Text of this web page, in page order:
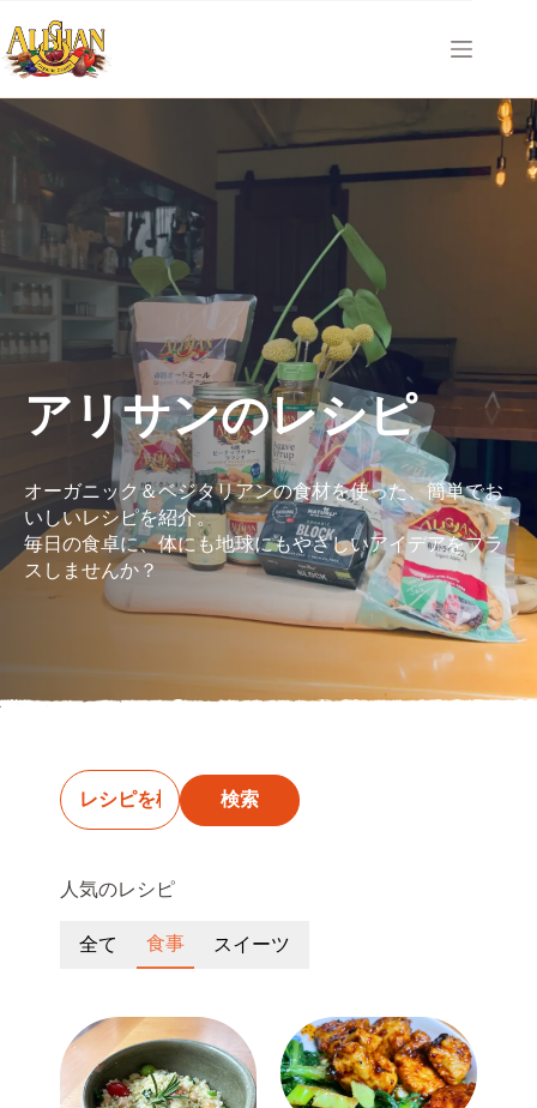
ン
テ
ス
アリサンのレシピ
オーガニック＆ベジタリアンの食材を使った、簡単でお
いしいレシピを紹介。
毎日の食卓に、体にも地球にもやさしいアイデアをプラ
スしませんか？
検索
人気のレシピ
全て 食事 スイーツ